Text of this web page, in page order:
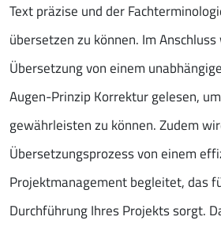
Text präzise und der
übersetzen zu können. Im
Übersetzung von einem
Augen-Prinzip Korrektur gelesen,
gewährleisten zu können. Zudem
Übersetzungsprozess von einem
Projektmanagement begleitet, das
Durchführung Ihres Projekts sorgt.